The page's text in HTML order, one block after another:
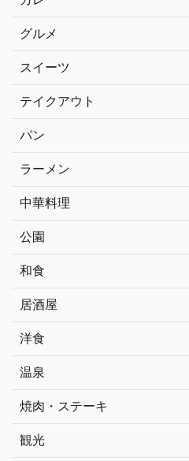
グルメ
スイーツ
テイクアウト
パン
ラーメン
中華料理
公園
和食
居酒屋
洋食
温泉
焼肉・ステーキ
観光